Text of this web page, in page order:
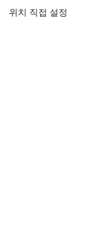
위치 직접 설정